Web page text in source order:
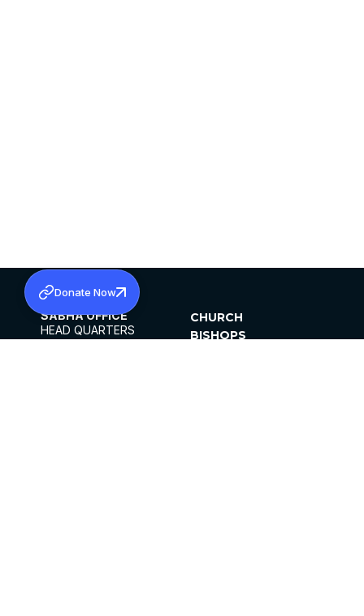
SABHA OFFICE
HEAD QUARTERS
CHURCH
BISHOPS
Donate Now